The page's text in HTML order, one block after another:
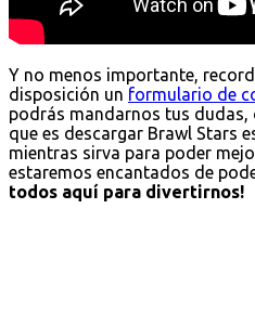
Y no menos importante,
disposición un formulario de
podrás mandarnos tus dudas,
que es descargar Brawl Stars
mientras sirva para poder
estaremos encantados de
todos aquí para divertirnos!